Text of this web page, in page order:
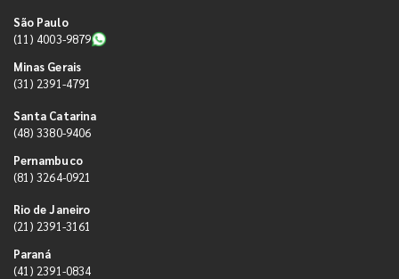
São Paulo
(11) 4003-9879
Minas Gerais
(31) 2391-4791
Santa Catarina
(48) 3380-9406
Pernambuco
(81) 3264-0921
Rio de Janeiro
(21) 2391-3161
Paraná
(41) 2391-0834